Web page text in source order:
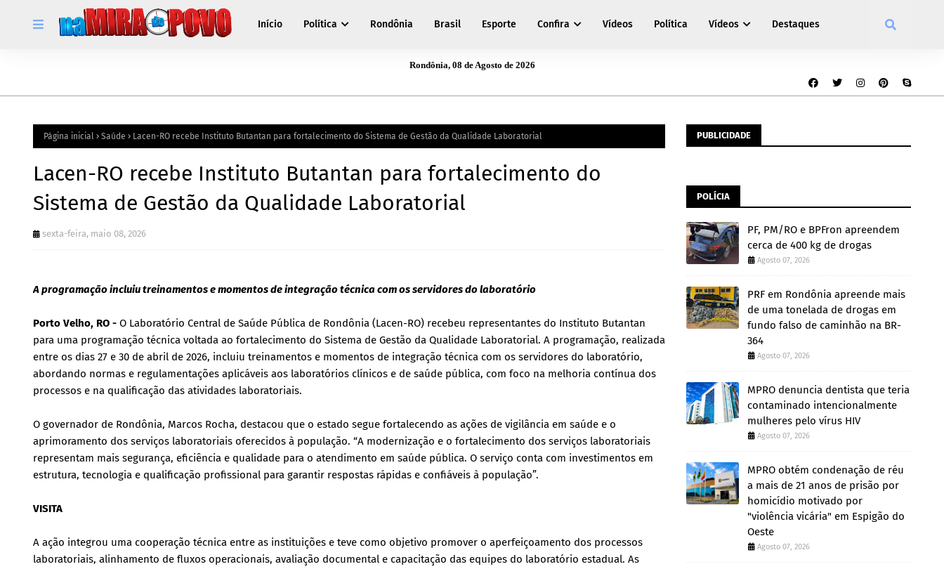
Início Política Rondônia Brasil Esporte Confira Vídeos Política Vídeos Destaques
Rondônia, 08 de Agosto de 2026
Página inicial Saúde Lacen-RO recebe Instituto Butantan para fortalecimento do Sistema de Gestão da Qualidade Laboratorial
Lacen-RO recebe Instituto Butantan para fortalecimento do
Sistema de Gestão da Qualidade Laboratorial
sexta-feira, maio 08, 2026
A programação incluiu treinamentos e momentos de integração técnica com os servidores do laboratório
Porto Velho, RO - O Laboratório Central de Saúde Pública de Rondônia (Lacen-RO) recebeu representantes do Instituto Butantan
para uma programação técnica voltada ao fortalecimento do Sistema de Gestão da Qualidade Laboratorial. A programação, realizada
entre os dias 27 e 30 de abril de 2026, incluiu treinamentos e momentos de integração técnica com os servidores do laboratório,
abordando normas e regulamentações aplicáveis aos laboratórios clínicos e de saúde pública, com foco na melhoria contínua dos
processos e na qualificação das atividades laboratoriais.
O governador de Rondônia, Marcos Rocha, destacou que o estado segue fortalecendo as ações de vigilância em saúde e o
aprimoramento dos serviços laboratoriais oferecidos à população. “A modernização e o fortalecimento dos serviços laboratoriais
representam mais segurança, eficiência e qualidade para o atendimento em saúde pública. O serviço conta com investimentos em
estrutura, tecnologia e qualificação profissional para garantir respostas rápidas e confiáveis à população”.
VISITA
A ação integrou uma cooperação técnica entre as instituições e teve como objetivo promover o aperfeiçoamento dos processos
laboratoriais, alinhamento de fluxos operacionais, avaliação documental e capacitação das equipes do laboratório estadual. As
PUBLICIDADE
POLÍCIA
PF, PM/RO e BPFron apreendem
cerca de 400 kg de drogas
Agosto 07, 2026
PRF em Rondônia apreende mais
de uma tonelada de drogas em
fundo falso de caminhão na BR-
364
Agosto 07, 2026
MPRO denuncia dentista que teria
contaminado intencionalmente
mulheres pelo vírus HIV
Agosto 07, 2026
MPRO obtém condenação de réu
a mais de 21 anos de prisão por
homicídio motivado por
"violência vicária" em Espigão do
Oeste
Agosto 07, 2026